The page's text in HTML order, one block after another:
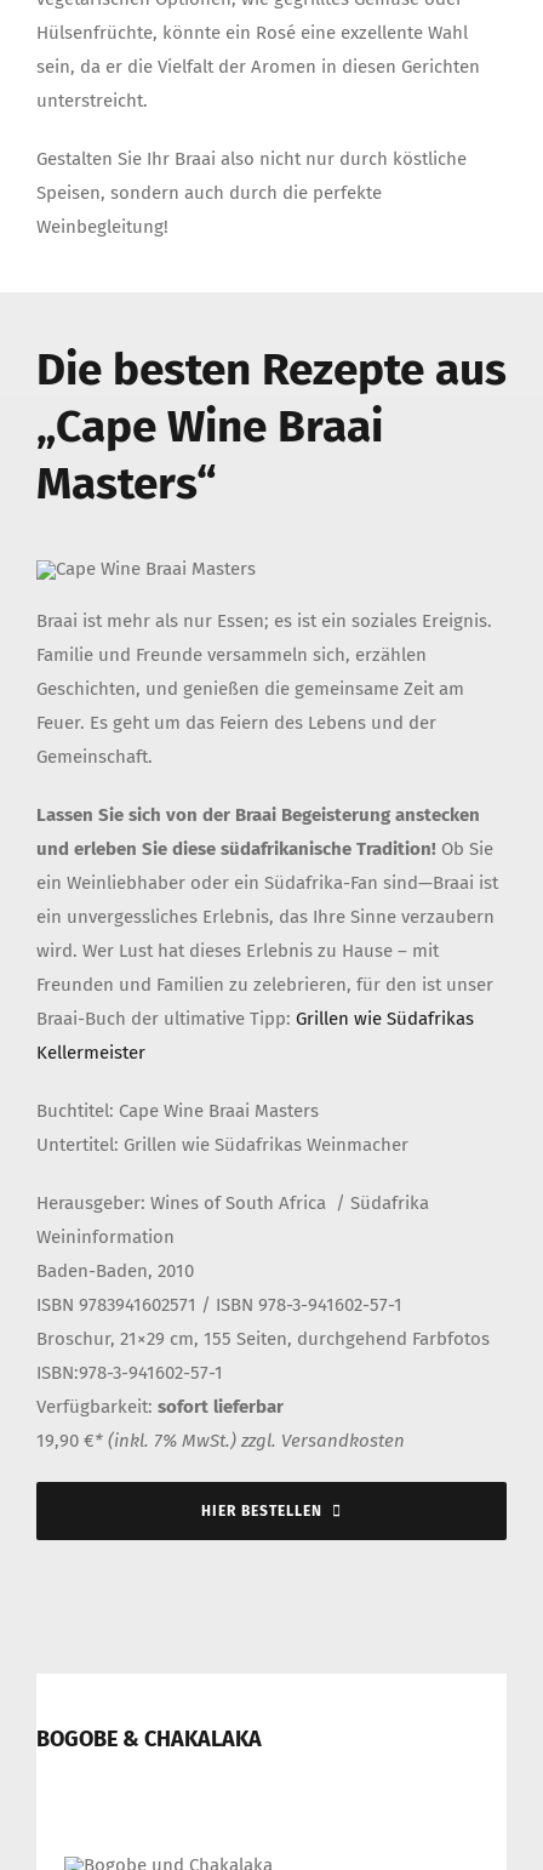
Hülsenfrüchte, könnte ein Rosé eine exzellente Wahl
sein, da er die Vielfalt der Aromen in diesen Gerichten
unterstreicht.
Gestalten Sie Ihr Braai also nicht nur durch köstliche
Speisen, sondern auch durch die perfekte
Weinbegleitung!
Die besten Rezepte aus
„Cape Wine Braai
Masters“
Braai ist mehr als nur Essen; es ist ein soziales Ereignis.
Familie und Freunde versammeln sich, erzählen
Geschichten, und genießen die gemeinsame Zeit am
Feuer. Es geht um das Feiern des Lebens und der
Gemeinschaft.
Lassen Sie sich von der Braai Begeisterung anstecken
und erleben Sie diese südafrikanische Tradition! Ob Sie
ein Weinliebhaber oder ein Südafrika-Fan sind—Braai ist
ein unvergessliches Erlebnis, das Ihre Sinne verzaubern
wird. Wer Lust hat dieses Erlebnis zu Hause – mit
Freunden und Familien zu zelebrieren, für den ist unser
Braai-Buch der ultimative Tipp: Grillen wie Südafrikas
Kellermeister
Buchtitel: Cape Wine Braai Masters
Untertitel: Grillen wie Südafrikas Weinmacher
Herausgeber: Wines of South Africa / Südafrika
Weininformation
Baden-Baden, 2010
ISBN 9783941602571 / ISBN 978-3-941602-57-1
Broschur, 21×29 cm, 155 Seiten, durchgehend Farbfotos
ISBN:978-3-941602-57-1
Verfügbarkeit: sofort lieferbar
19,90 €* (inkl. 7% MwSt.) zzgl. Versandkosten
HIER BESTELLEN
BOGOBE & CHAKALAKA